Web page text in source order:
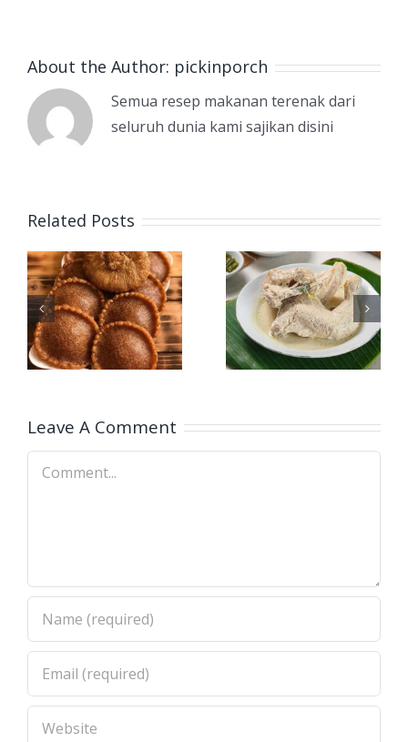
About the Author: pickinporch
Semua resep makanan terenak dari
seluruh dunia kami sajikan disini
Related Posts
Ayam Pop
Khas
Minang
Khasnya
Sejarah
Rawon
Ponorogo
Kuliner
Leave A Comment
Comment